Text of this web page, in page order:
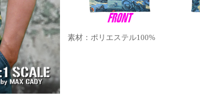
素材：ポリエステル100%